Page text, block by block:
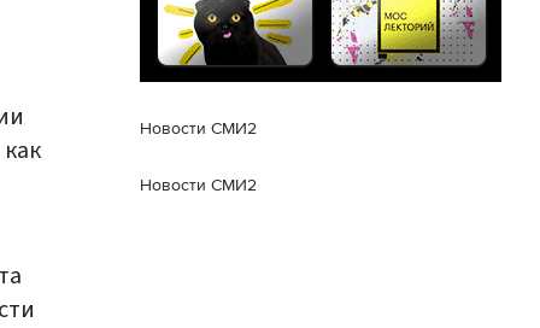
Новости СМИ2
Новости СМИ2